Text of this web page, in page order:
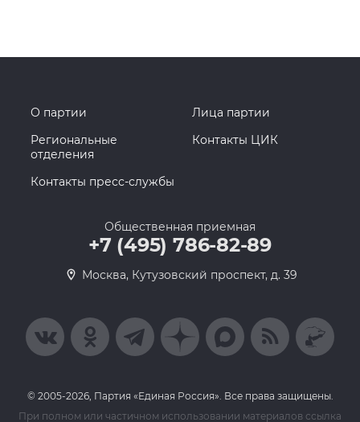
О партии
Лица партии
Региональные
отделения
Контакты ЦИК
Контакты пресс-службы
Общественная приемная
+7 (495) 786-82-89
Москва, Кутузовский проспект, д. 39
© 2005-2026, Партия «Единая Россия». Все права защищены.
При полном или частичном использовании материалов ссылка